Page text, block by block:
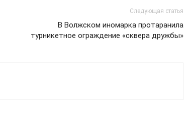
Следующая статья
В Волжском иномарка протаранила
турникетное ограждение «сквера дружбы»